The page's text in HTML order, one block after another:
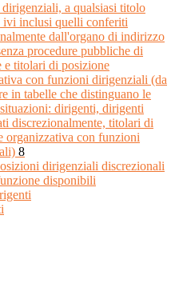
a qualsiasi titolo
ivi inclusi quelli conferiti
dall'organo di indirizzo
procedure pubbliche di
e titolari di posizione
con funzioni dirigenziali (da
in tabelle che distinguano le
dirigenti, dirigenti
discrezionalmente, titolari di
organizzativa con funzioni
8
dirigenziali discrezionali
disponibili